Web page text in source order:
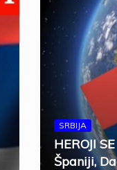
SRBIJA
HEROJI
Španiji,